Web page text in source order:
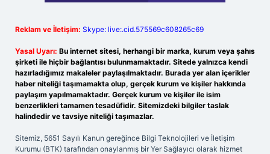
Reklam ve İletişim: Skype: live:.cid.575569c608265c69
Yasal Uyarı: Bu internet sitesi, herhangi bir marka, kurum veya şahıs
şirketi ile hiçbir bağlantısı bulunmamaktadır. Sitede yalnızca kendi
hazırladığımız makaleler paylaşılmaktadır. Burada yer alan içerikler
haber niteliği taşımamakta olup, gerçek kurum ve kişiler hakkında
paylaşım yapılmamaktadır. Gerçek kurum ve kişiler ile isim
benzerlikleri tamamen tesadüfidir. Sitemizdeki bilgiler taslak
halindedir ve tavsiye niteliği taşımazlar.
Sitemiz, 5651 Sayılı Kanun gereğince Bilgi Teknolojileri ve İletişim
Kurumu (BTK) tarafından onaylanmış bir Yer Sağlayıcı olarak hizmet